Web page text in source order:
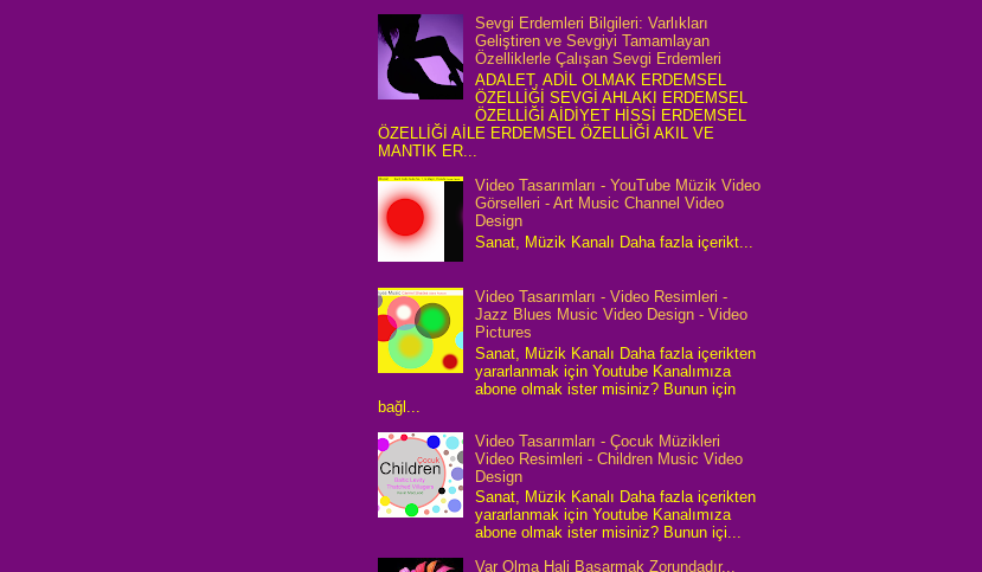
Sevgi Erdemleri Bilgileri: Varlıkları
Geliştiren ve Sevgiyi Tamamlayan
Özelliklerle Çalışan Sevgi Erdemleri
ADALET, ADİL OLMAK ERDEMSEL
ÖZELLİĞİ SEVGİ AHLAKI ERDEMSEL
ÖZELLİĞİ AİDİYET HİSSİ ERDEMSEL
ÖZELLİĞİ AİLE ERDEMSEL ÖZELLİĞİ AKIL VE
MANTIK ER...
Video Tasarımları - YouTube Müzik Video
Görselleri - Art Music Channel Video
Design
Sanat, Müzik Kanalı Daha fazla içerikt...
Video Tasarımları - Video Resimleri -
Jazz Blues Music Video Design - Video
Pictures
Sanat, Müzik Kanalı Daha fazla içerikten
yararlanmak için Youtube Kanalımıza
abone olmak ister misiniz? Bunun için
bağl...
Video Tasarımları - Çocuk Müzikleri
Video Resimleri - Children Music Video
Design
Sanat, Müzik Kanalı Daha fazla içerikten
yararlanmak için Youtube Kanalımıza
abone olmak ister misiniz? Bunun içi...
Var Olma Hali Başarmak Zorundadır...